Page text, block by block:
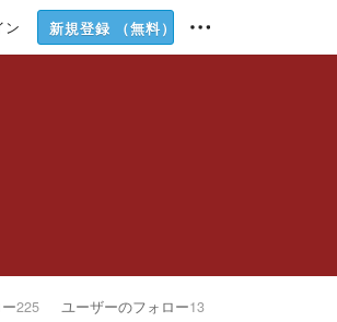
ン 新規登録 （無料）
225 ユーザーのフォロー13